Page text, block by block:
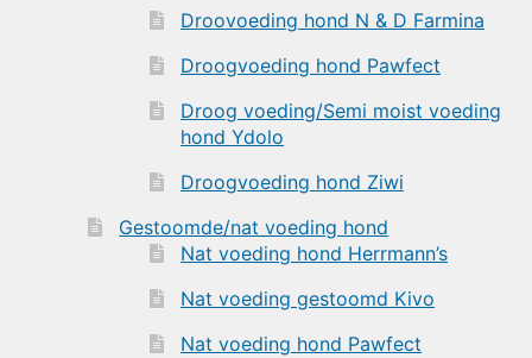
Droovoeding hond N & D Farmina
Droogvoeding hond Pawfect
Droog voeding/Semi moist voeding
hond Ydolo
Droogvoeding hond Ziwi
Gestoomde/nat voeding hond
Nat voeding hond Herrmann’s
Nat voeding gestoomd Kivo
Nat voeding hond Pawfect